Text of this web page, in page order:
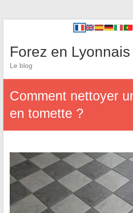
Forez en Lyonnais
Le blog
Comment nettoyer
en tomette ?